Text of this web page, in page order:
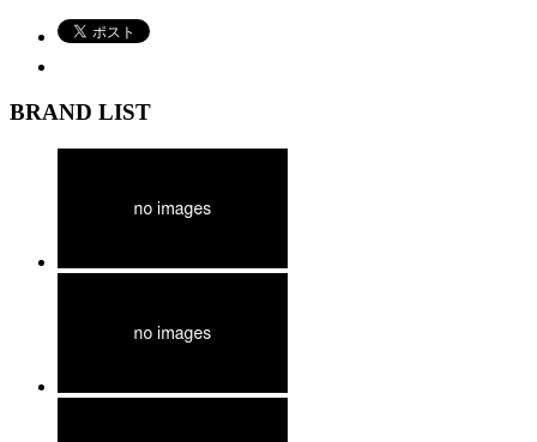
BRAND LIST